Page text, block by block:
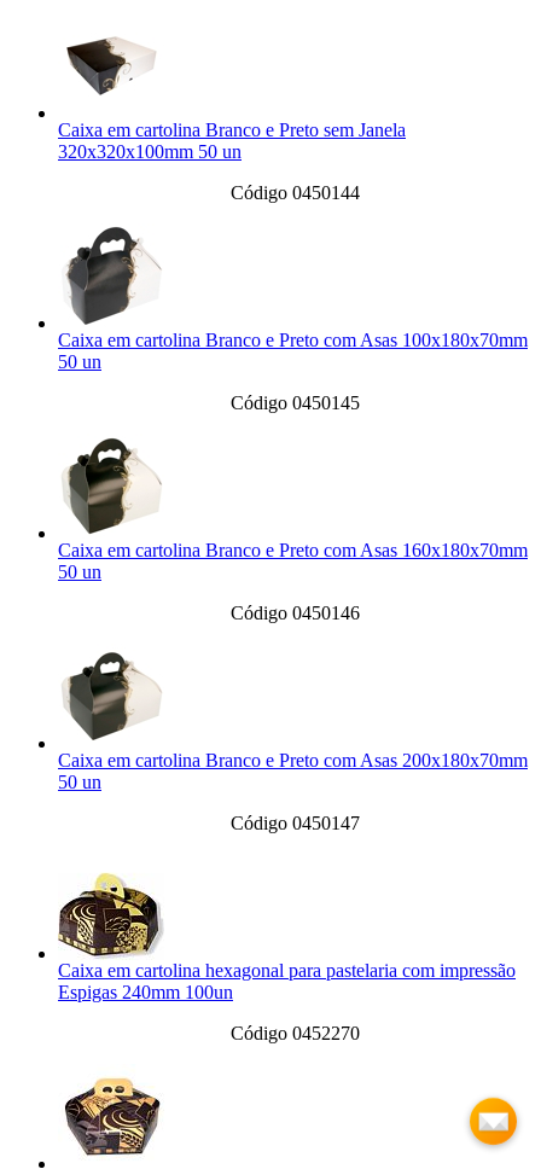
Caixa em cartolina Branco e Preto sem Janela
320x320x100mm 50 un
Código 0450144
Caixa em cartolina Branco e Preto com Asas 100x180x70mm
50 un
Código 0450145
Caixa em cartolina Branco e Preto com Asas 160x180x70mm
50 un
Código 0450146
Caixa em cartolina Branco e Preto com Asas 200x180x70mm
50 un
Código 0450147
Caixa em cartolina hexagonal para pastelaria com impressão
Espigas 240mm 100un
Código 0452270